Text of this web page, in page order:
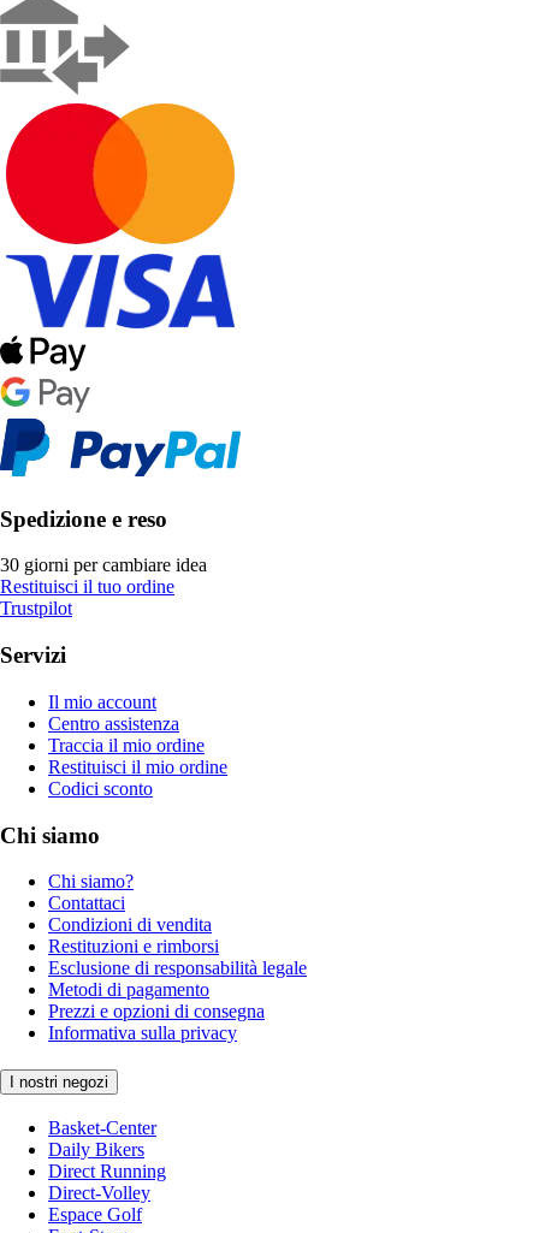
Spedizione e reso
30 giorni per cambiare idea
Restituisci il tuo ordine
Trustpilot
Servizi
Il mio account
Centro assistenza
Traccia il mio ordine
Restituisci il mio ordine
Codici sconto
Chi siamo
Chi siamo?
Contattaci
Condizioni di vendita
Restituzioni e rimborsi
Esclusione di responsabilità legale
Metodi di pagamento
Prezzi e opzioni di consegna
Informativa sulla privacy
I nostri negozi
Basket-Center
Daily Bikers
Direct Running
Direct-Volley
Espace Golf